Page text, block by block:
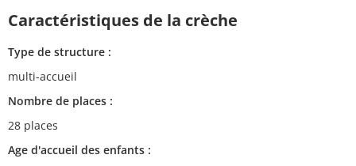
Caractéristiques de la crèche
Type de structure :
multi-accueil
Nombre de places :
28 places
Age d'accueil des enfants :